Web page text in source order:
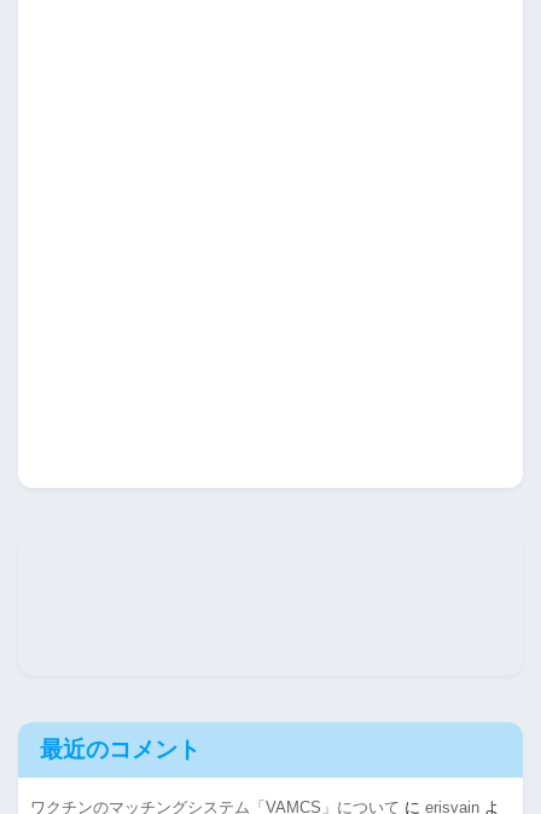
最近のコメント
ワクチンのマッチングシステム「VAMCS」について に erisvain よ